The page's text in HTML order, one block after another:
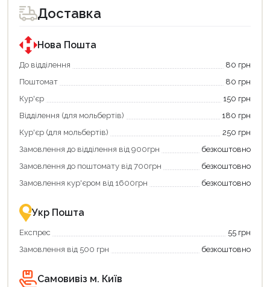
для
покупки
державною
програмою
єКнига.
Використовуйте
карту
щоб
зекономити
та
отримати
переваги!
картою
єКнига
–
зручно
та
вигідно!
для
покупки
державною
програмою
«Національний
кешбек».
покупку
«Національний
кешбек»
та
отримуйте
повернення
Економте
більше
разом
державною
підтримкою!
Доставка
Нова Пошта
До відділення
80 грн
Поштомат
80 грн
Кур'єр
150 грн
Відділення (для мольбертів)
180 грн
Кур'єр (для мольбертів)
250 грн
Замовлення до відділення від 900грн
безкоштовно
Замовлення до поштомату від 700грн
безкоштовно
Замовлення кур'єром від 1600грн
безкоштовно
Укр Пошта
Експрес
55 грн
Замовлення від 500 грн
безкоштовно
Самовивіз м. Київ